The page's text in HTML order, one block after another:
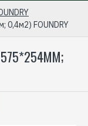
FOUNDRY